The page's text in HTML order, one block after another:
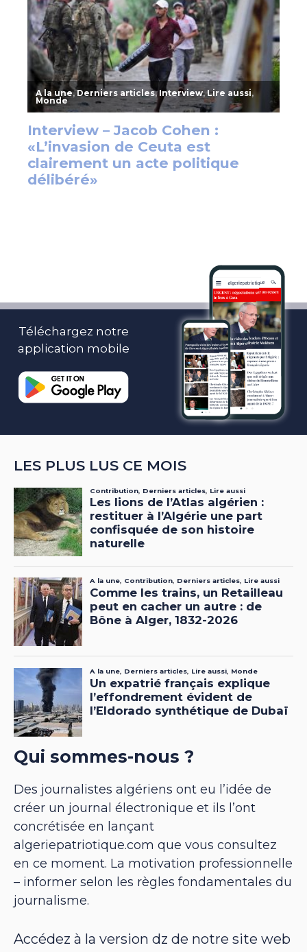
Téléchargez notre
application mobile
LES PLUS LUS CE MOIS
Qui sommes-nous ?
Des journalistes algériens ont eu l’idée de
créer un journal électronique et ils l’ont
concrétisée en lançant
algeriepatriotique.com que vous consultez
en ce moment. La motivation professionnelle
– informer selon les règles fondamentales du
journalisme.
Accédez à la version dz de notre site web